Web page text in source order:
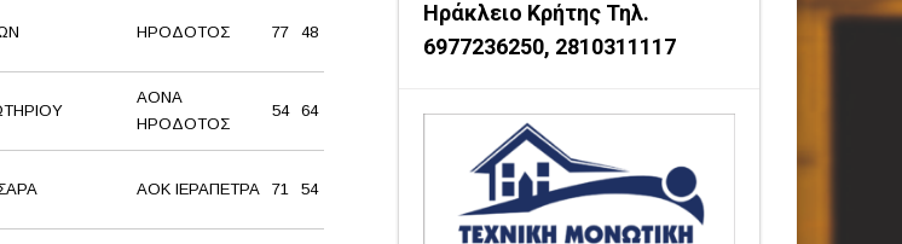
ΗΡΟΔΟΤΟΣ 77 48
ΑΟΝΑ
ΗΡΟΔΟΤΟΣ
54 64
ΑΟΚ ΙΕΡΑΠΕΤΡΑ 71 54
Ηράκλειο Κρήτης Τηλ.
6977236250, 2810311117